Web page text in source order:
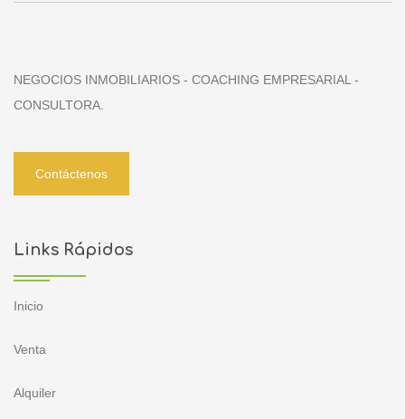
NEGOCIOS INMOBILIARIOS - COACHING EMPRESARIAL -
CONSULTORA.
Contáctenos
Links Rápidos
Inicio
Venta
Alquiler